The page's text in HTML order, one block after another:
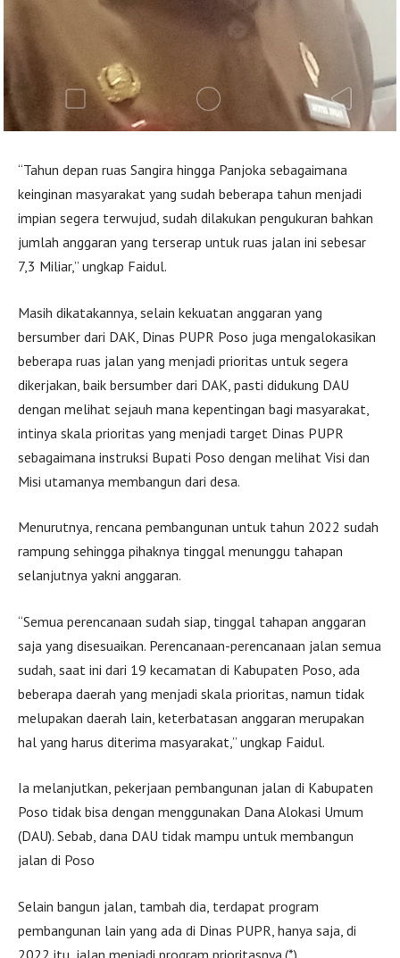
“Tahun depan ruas Sangira hingga Panjoka sebagaimana
keinginan masyarakat yang sudah beberapa tahun menjadi
impian segera terwujud, sudah dilakukan pengukuran bahkan
jumlah anggaran yang terserap untuk ruas jalan ini sebesar
7,3 Miliar,” ungkap Faidul.
Masih dikatakannya, selain kekuatan anggaran yang
bersumber dari DAK, Dinas PUPR Poso juga mengalokasikan
beberapa ruas jalan yang menjadi prioritas untuk segera
dikerjakan, baik bersumber dari DAK, pasti didukung DAU
dengan melihat sejauh mana kepentingan bagi masyarakat,
intinya skala prioritas yang menjadi target Dinas PUPR
sebagaimana instruksi Bupati Poso dengan melihat Visi dan
Misi utamanya membangun dari desa.
Menurutnya, rencana pembangunan untuk tahun 2022 sudah
rampung sehingga pihaknya tinggal menunggu tahapan
selanjutnya yakni anggaran.
“Semua perencanaan sudah siap, tinggal tahapan anggaran
saja yang disesuaikan. Perencanaan-perencanaan jalan semua
sudah, saat ini dari 19 kecamatan di Kabupaten Poso, ada
beberapa daerah yang menjadi skala prioritas, namun tidak
melupakan daerah lain, keterbatasan anggaran merupakan
hal yang harus diterima masyarakat,” ungkap Faidul.
Ia melanjutkan, pekerjaan pembangunan jalan di Kabupaten
Poso tidak bisa dengan menggunakan Dana Alokasi Umum
(DAU). Sebab, dana DAU tidak mampu untuk membangun
jalan di Poso
Selain bangun jalan, tambah dia, terdapat program
pembangunan lain yang ada di Dinas PUPR, hanya saja, di
2022 itu, jalan menjadi program prioritasnya.(*)